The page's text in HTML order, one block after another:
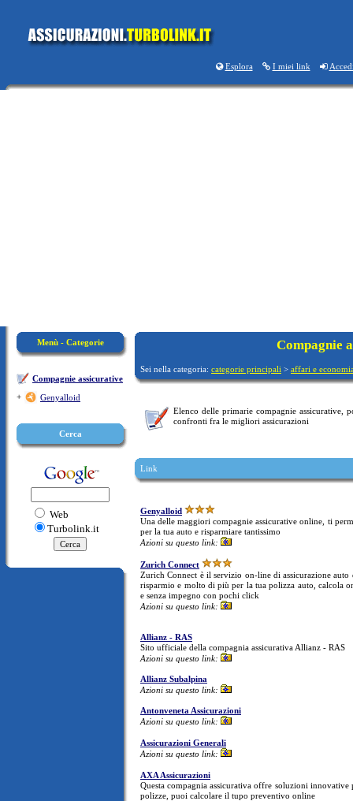
Esplora I miei link
Menù - Categorie
Compagnie assicurative
+
Genyalloid
Cerca
Web
Turbolink.it
Compagnie
Sei nella categoria: categorie principali > affari e
Elenco delle primarie compagnie assicurative,
confronti fra le migliori assicurazioni
Link
Genyalloid
Una delle maggiori compagnie assicurative online, ti
per la tua auto e risparmiare tantissimo
Azioni su questo link:
Zurich Connect
Zurich Connect è il servizio on-line di assicurazione
risparmio e molto di più per la tua polizza auto, calcola
e senza impegno con pochi click
Azioni su questo link:
Allianz - RAS
Sito ufficiale della compagnia assicurativa Allianz - RAS
Azioni su questo link:
Allianz Subalpina
Azioni su questo link:
Antonveneta Assicurazioni
Azioni su questo link:
Assicurazioni Generali
Azioni su questo link:
AXA Assicurazioni
Questa compagnia assicurativa offre soluzioni
polizze, puoi calcolare il tupo preventivo online